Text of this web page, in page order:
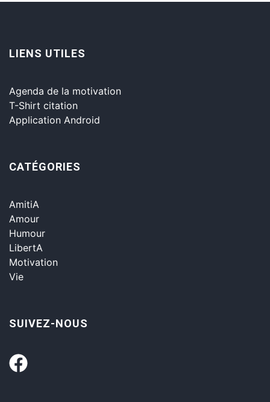
LIENS UTILES
Agenda de la motivation
T-Shirt citation
Application Android
CATÉGORIES
AmitiA
Amour
Humour
LibertA
Motivation
Vie
SUIVEZ-NOUS